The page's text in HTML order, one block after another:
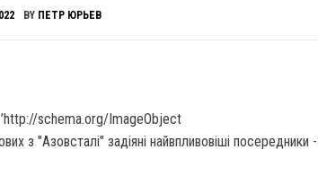
BY ПЕТР ЮРЬЕВ
schema.org/ImageObject